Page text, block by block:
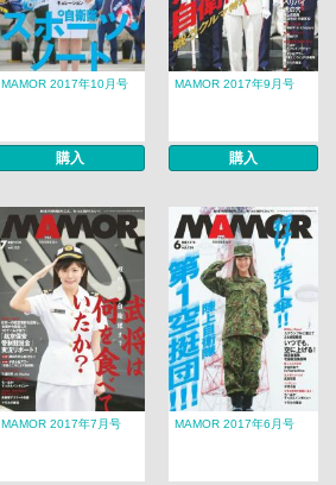
MAMOR 2017年10月号
購入
MAMOR 2017年9月号
購入
MAMOR 2017年7月号 MAMOR 2017年6月号